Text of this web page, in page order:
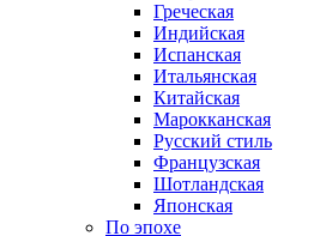
Греческая
Индийская
Испанская
Итальянская
Китайская
Марокканская
Русский стиль
Французская
Шотландская
Японская
По эпохе